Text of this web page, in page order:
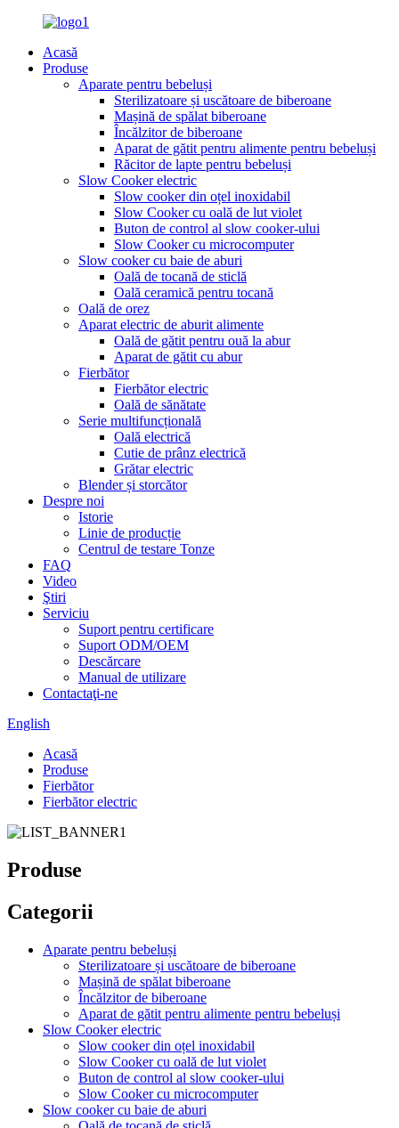
Acasă
Produse
Aparate pentru bebeluși
Sterilizatoare și uscătoare de biberoane
Mașină de spălat biberoane
Încălzitor de biberoane
Aparat de gătit pentru alimente pentru bebeluși
Răcitor de lapte pentru bebeluși
Slow Cooker electric
Slow cooker din oțel inoxidabil
Slow Cooker cu oală de lut violet
Buton de control al slow cooker-ului
Slow Cooker cu microcomputer
Slow cooker cu baie de aburi
Oală de tocană de sticlă
Oală ceramică pentru tocană
Oală de orez
Aparat electric de aburit alimente
Oală de gătit pentru ouă la abur
Aparat de gătit cu abur
Fierbător
Fierbător electric
Oală de sănătate
Serie multifuncțională
Oală electrică
Cutie de prânz electrică
Grătar electric
Blender și storcător
Despre noi
Istorie
Linie de producție
Centrul de testare Tonze
FAQ
Video
Ştiri
Serviciu
Suport pentru certificare
Suport ODM/OEM
Descărcare
Manual de utilizare
Contactaţi-ne
English
Acasă
Produse
Fierbător
Fierbător electric
Produse
Categorii
Aparate pentru bebeluși
Sterilizatoare și uscătoare de biberoane
Mașină de spălat biberoane
Încălzitor de biberoane
Aparat de gătit pentru alimente pentru bebeluși
Slow Cooker electric
Slow cooker din oțel inoxidabil
Slow Cooker cu oală de lut violet
Buton de control al slow cooker-ului
Slow Cooker cu microcomputer
Slow cooker cu baie de aburi